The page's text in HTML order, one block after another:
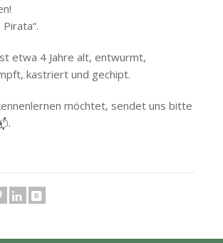
etwa 4 Jahre alt, entwurmt,
kastriert und gechipt.
möchtet, sendet uns bitte
.